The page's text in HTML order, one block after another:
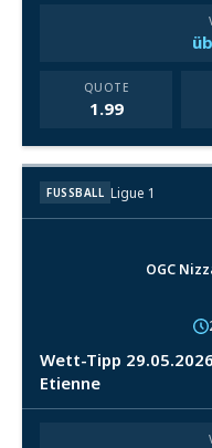
QUOTE
1.99
FUSSBALL Ligue 1
OGC
Wett-Tipp
Etienne